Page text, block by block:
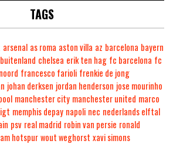
TAGS
arsenal as roma aston villa az barcelona bayern
buitenland chelsea erik ten hag fc barcelona fc
francesco farioli frenkie de jong
johan derksen jordan henderson jose mourinho
manchester city manchester united marco
memphis depay napoli nec nederlands elftal
psv real madrid robin van persie ronald
hotspurwout weghorst xavi simons